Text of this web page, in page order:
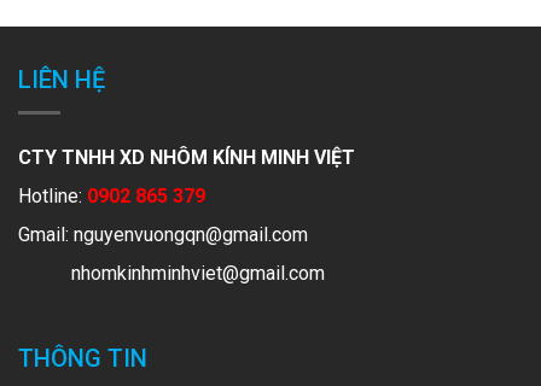
LIÊN HỆ
CTY TNHH XD NHÔM KÍNH MINH VIỆT
Hotline: 0902 865 379
Gmail: nguyenvuongqn@gmail.com
nhomkinhminhviet@gmail.com
THÔNG TIN